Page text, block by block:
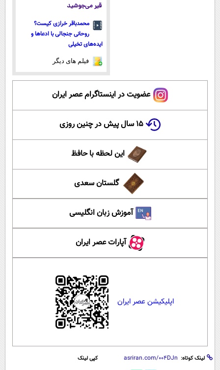
قیر می‌جوشید
محمدباقر خرازی کیست؟
روحانی جنجالی با ادعاها و
ایده‌های تخیلی
فیلم های دیگر
عضویت در اینستاگرام عصر ایران
۱۵ سال پیش در چنین روزی
این لحظه با حافظ
گلستان سعدی
آموزش زبان انگلیسی
آپارات عصر ایران
اپلیکیشن عصر ایران
لینک کوتاه: کپی لینک